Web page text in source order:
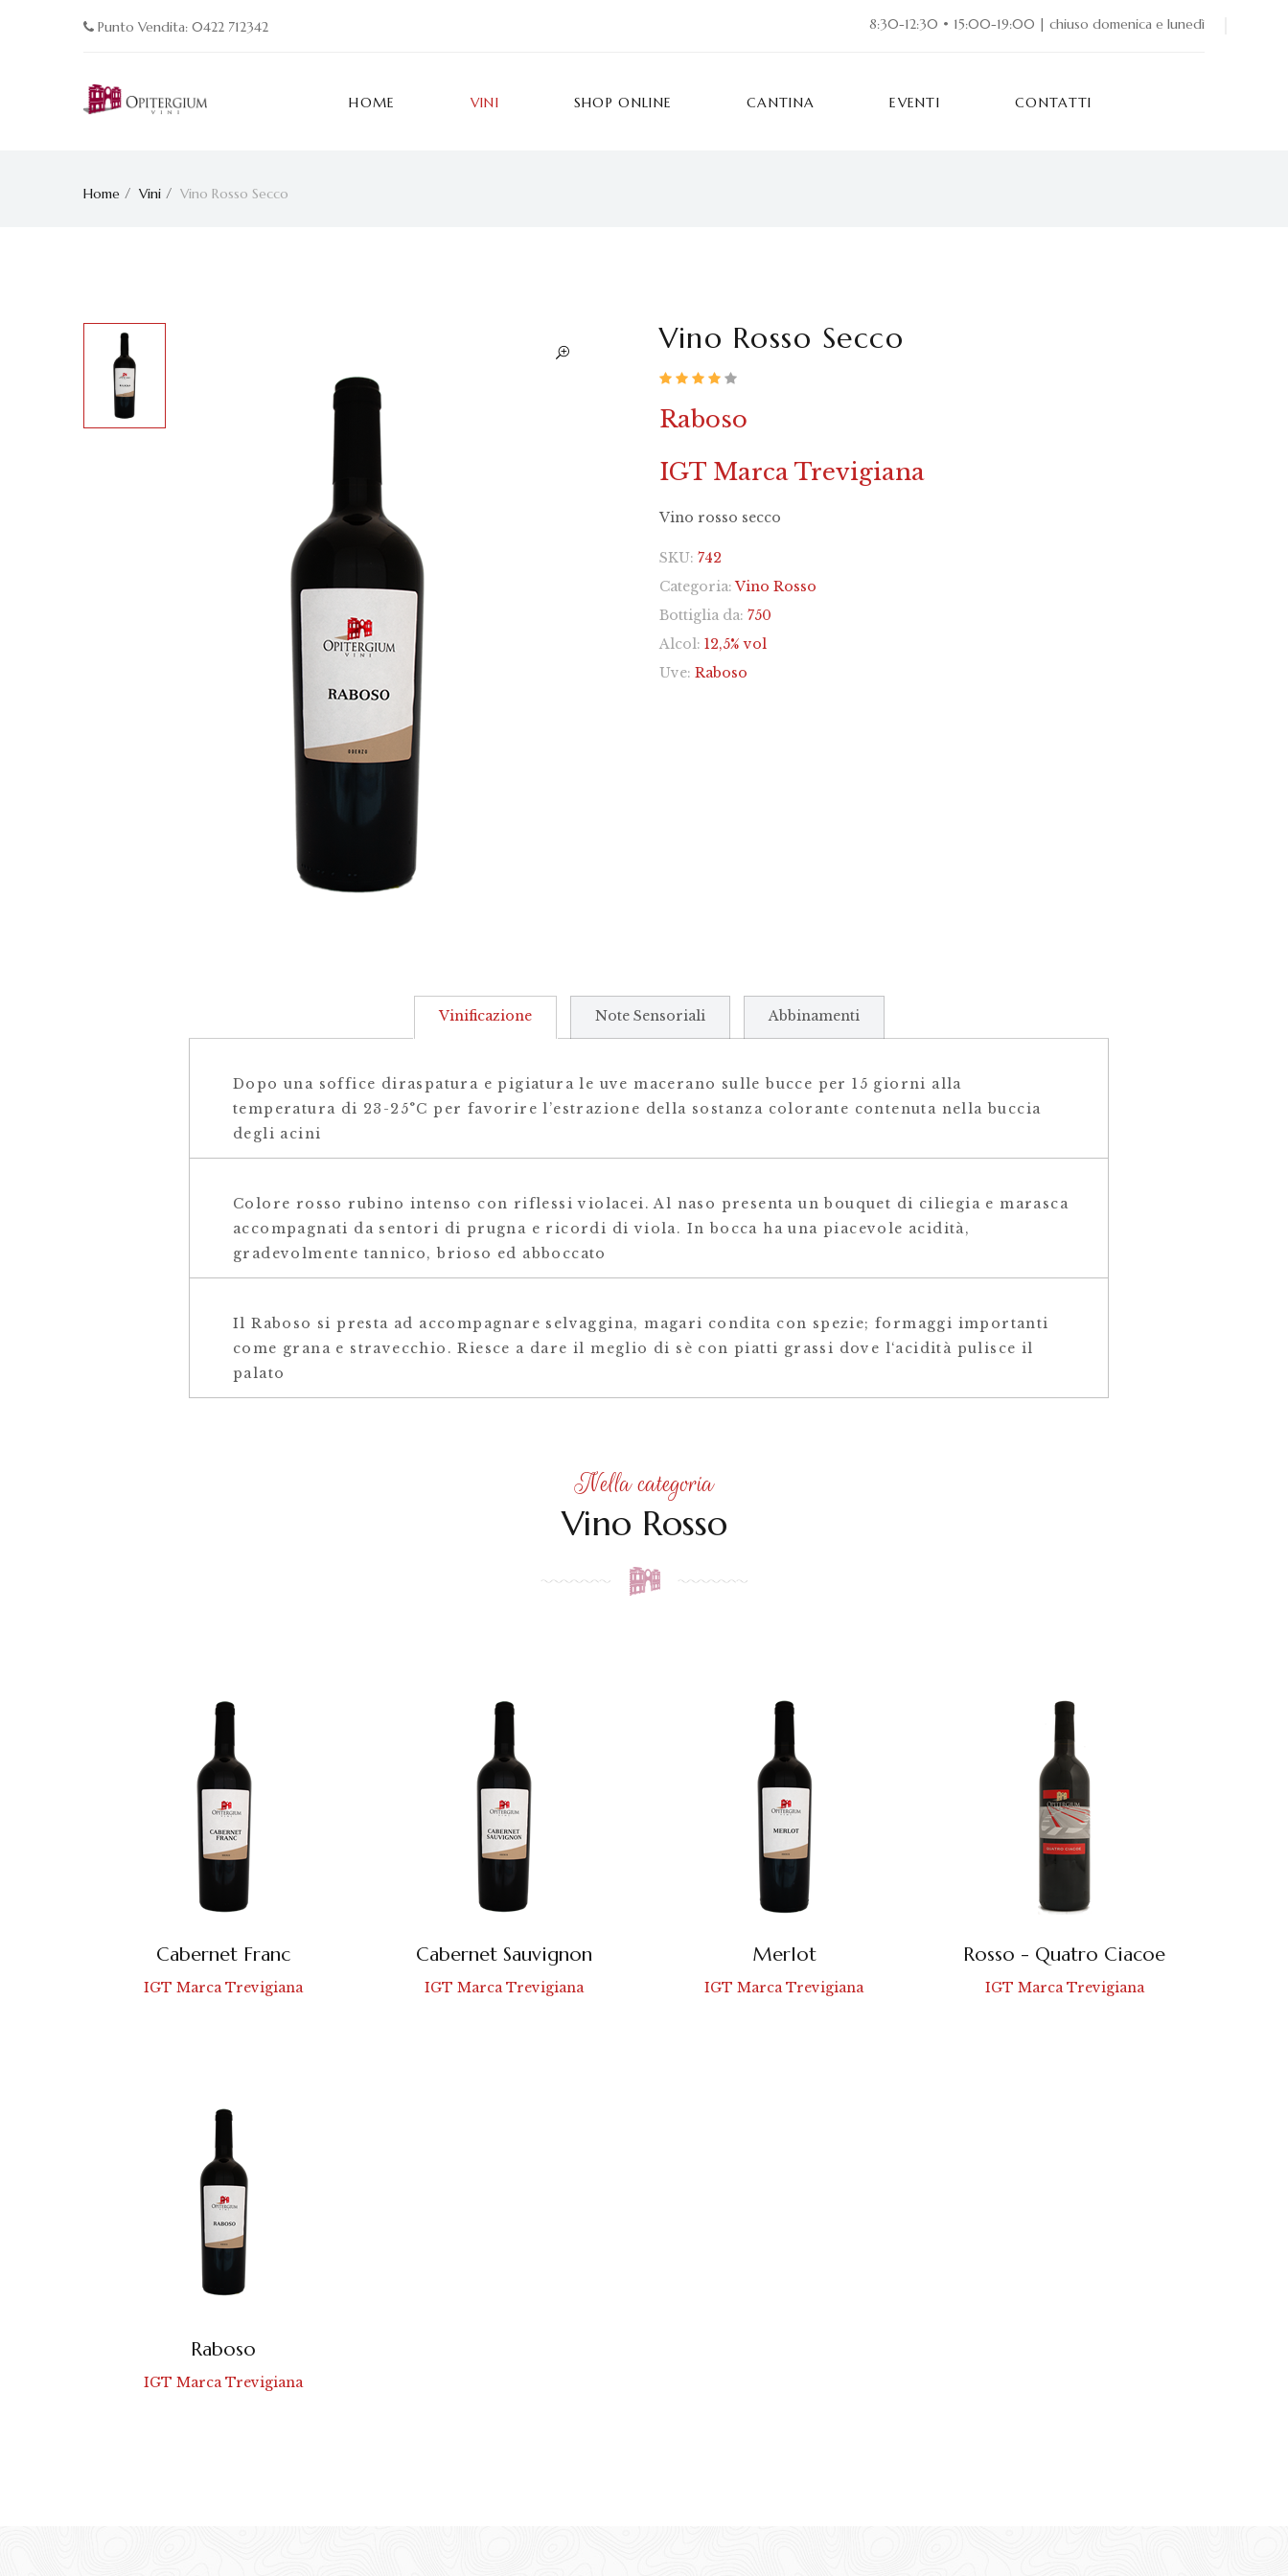
Punto Vendita: 0422 712342 8:30-12:30 • 15:00-19:00 | chiuso domenica e lunedì
HOME VINI SHOP ONLINE CANTINA EVENTI CONTATTI
Home Vini Vino Rosso Secco
Vino Rosso Secco
Raboso
IGT Marca Trevigiana
Vino rosso secco
SKU: 742
Categoria:Vino Rosso
Bottiglia da: 750
Alcol: 12,5% vol
Uve: Raboso
Vinificazione Note Sensoriali Abbinamenti
Dopo una soffice diraspatura e pigiatura le uve macerano sulle bucce per 15 giorni alla
temperatura di 23-25°C per favorire l’estrazione della sostanza colorante contenuta nella buccia
degli acini
Colore rosso rubino intenso con riflessi violacei. Al naso presenta un bouquet di ciliegia e marasca
accompagnati da sentori di prugna e ricordi di viola. In bocca ha una piacevole acidità,
gradevolmente tannico, brioso ed abboccato
Il Raboso si presta ad accompagnare selvaggina, magari condita con spezie; formaggi importanti
come grana e stravecchio. Riesce a dare il meglio di sè con piatti grassi dove l‘acidità pulisce il
palato
Nella categoria
Vino Rosso
Cabernet Franc
IGT Marca Trevigiana
Cabernet Sauvignon
IGT Marca Trevigiana
Merlot
IGT Marca Trevigiana
Rosso - Quatro Ciacoe
IGT Marca Trevigiana
Raboso
IGT Marca Trevigiana